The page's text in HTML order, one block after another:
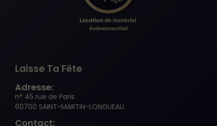
Laisse Ta Fête
Adresse:
n° 45 rue de Paris
60700 SAINT-MARTIN-LONGUEAU
Contact: